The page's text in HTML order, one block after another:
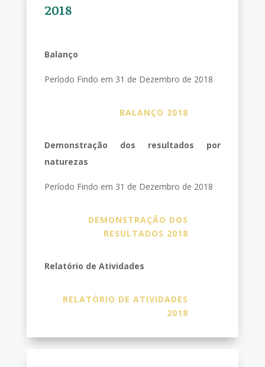
2018
Balanço
Período Findo em 31 de Dezembro de 2018
BALANÇO 2018
Demonstração dos resultados por
naturezas
Período Findo em 31 de Dezembro de 2018
DEMONSTRAÇÃO DOS
RESULTADOS 2018
Relatório de Atividades
RELATÓRIO DE ATIVIDADES
2018